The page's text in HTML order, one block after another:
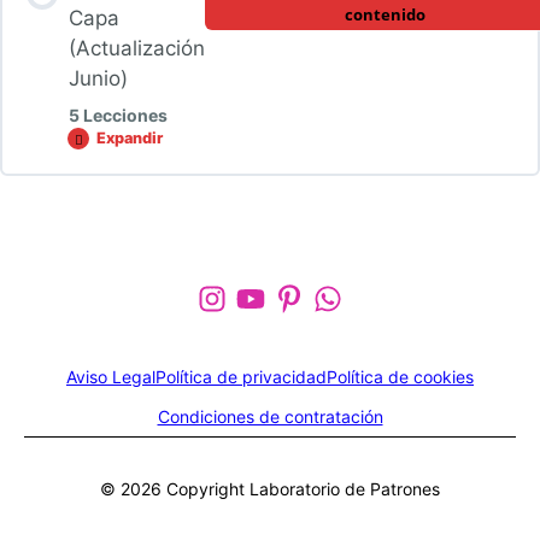
Capa
(Actualización
Junio)
5 Lecciones
contenido
Expandir
Faldas
Capa
Falda de media capa
Aviso LegalPolítica de privacidadPolítica de cookies
Condiciones de contratación
© 2026 Copyright Laboratorio de Patrones